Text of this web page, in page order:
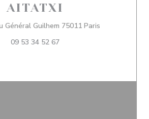
AITATXI
Général Guilhem 75011 Paris
09 53 34 52 67